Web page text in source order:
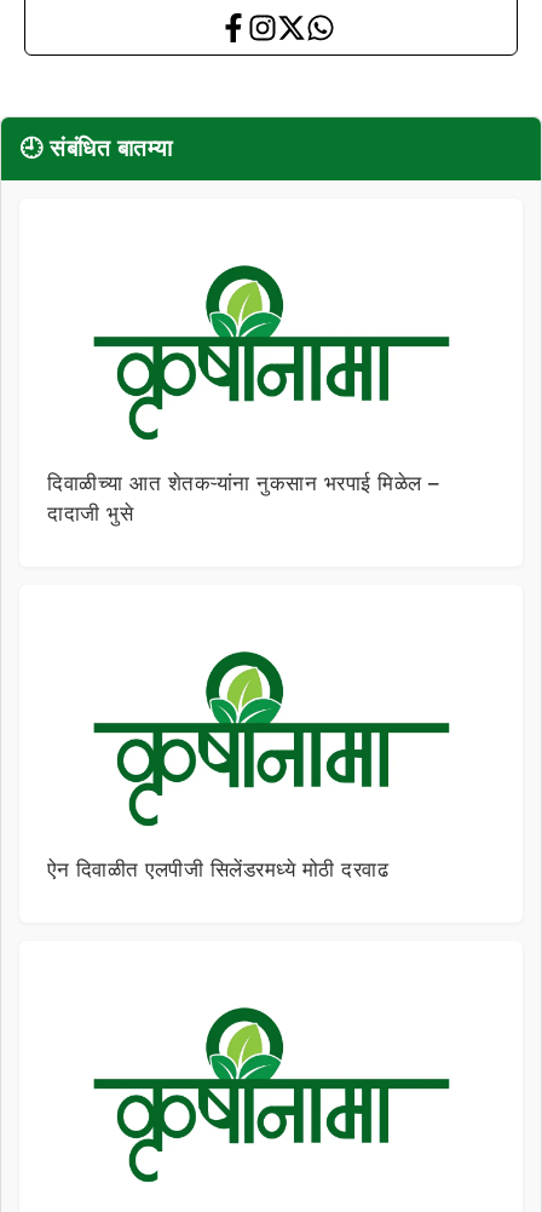
🕘 संबंधित बातम्या
दिवाळीच्या आत शेतकऱ्यांना नुकसान भरपाई मिळेल –
दादाजी भुसे
ऐन दिवाळीत एलपीजी सिलेंडरमध्ये मोठी दरवाढ